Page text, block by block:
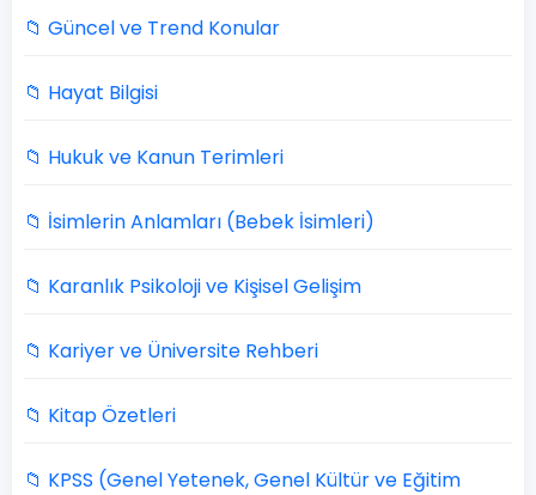
📁 Güncel ve Trend Konular
📁 Hayat Bilgisi
📁 Hukuk ve Kanun Terimleri
📁 İsimlerin Anlamları (Bebek İsimleri)
📁 Karanlık Psikoloji ve Kişisel Gelişim
📁 Kariyer ve Üniversite Rehberi
📁 Kitap Özetleri
📁 KPSS (Genel Yetenek, Genel Kültür ve Eğitim